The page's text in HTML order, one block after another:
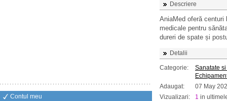
Contul meu
Descriere
AniaMed oferă
medicale pentru
dureri de spate și
Detalii
Categorie:
Sanatate
Adaugat:
07 May
Vizualizari:
1 in